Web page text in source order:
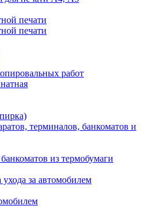
печати
печати
работ
терминалов, банкоматов и
из термобумаги
ухода за автомобилем